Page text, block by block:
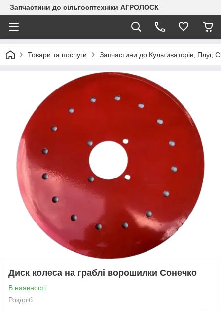
Запчастини до сільгосптехніки АГРОЛОСК
Товари та послуги Запчастини до Культиваторів, Плуг,
Диск колеса на граблі ворошилки Сонечко
В наявності
Роздріб